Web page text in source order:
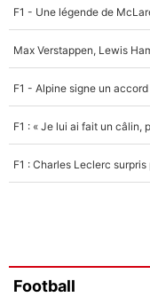
Un autre joueur
5%
Football